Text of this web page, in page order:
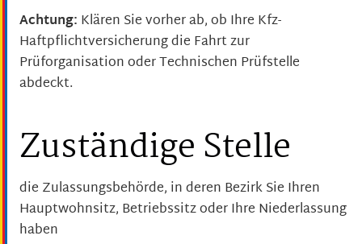
Achtung: Klären Sie vorher ab, ob Ihre Kfz-
Haftpflichtversicherung die Fahrt zur
Prüforganisation oder Technischen Prüfstelle
abdeckt.
Zuständige Stelle
die Zulassungsbehörde, in deren Bezirk Sie Ihren
Hauptwohnsitz, Betriebssitz oder Ihre Niederlassung
haben